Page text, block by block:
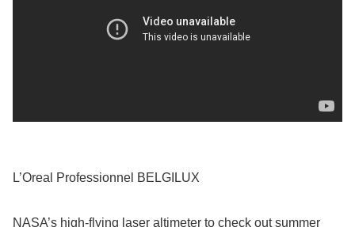
L’Oreal Professionnel BELGILUX
NASA’s high-flying laser altimeter to check out summer